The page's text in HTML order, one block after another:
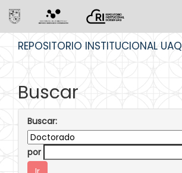
REPOSITORIO INSTITUCIONAL UAQ
Buscar
Buscar:
por